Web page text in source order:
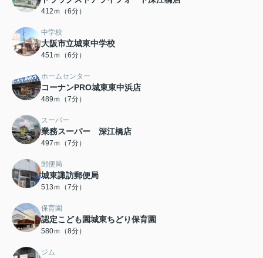
412ｍ（6分）
中学校
大阪市立城東中学校
451ｍ（6分）
ホームセンター
コーナンPRO城東東中浜店
489ｍ（7分）
スーパー
業務スーパー 深江橋店
497ｍ（7分）
郵便局
城東諏訪郵便局
513ｍ（7分）
保育園
認定こども園城東ちどり保育園
580ｍ（8分）
ジム